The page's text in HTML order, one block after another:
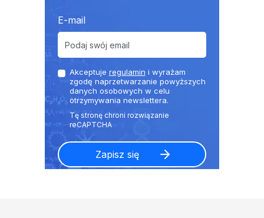
E-mail
Akceptuje regulamin i wyrażam
zgodę naprzetwarzanie powyższych
danych osobowych w celu
otrzymywania newslettera.